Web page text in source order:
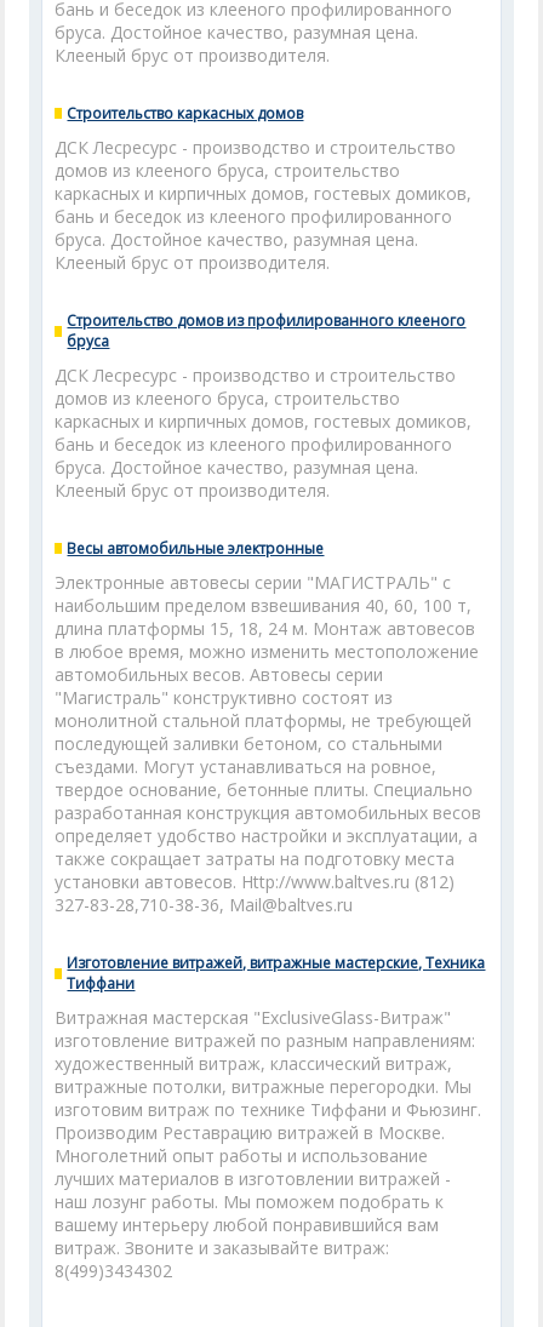
бань и беседок из клееного профилированного
бруса. Достойное качество, разумная цена.
Клееный брус от производителя.
Строительство каркасных домов
ДСК Лесресурс - производство и строительство
домов из клееного бруса, строительство
каркасных и кирпичных домов, гостевых домиков,
бань и беседок из клееного профилированного
бруса. Достойное качество, разумная цена.
Клееный брус от производителя.
Строительство домов из профилированного клееного
бруса
ДСК Лесресурс - производство и строительство
домов из клееного бруса, строительство
каркасных и кирпичных домов, гостевых домиков,
бань и беседок из клееного профилированного
бруса. Достойное качество, разумная цена.
Клееный брус от производителя.
Весы автомобильные электронные
Электронные автовесы серии "МАГИСТРАЛЬ" с
наибольшим пределом взвешивания 40, 60, 100 т,
длина платформы 15, 18, 24 м. Монтаж автовесов
в любое время, можно изменить местоположение
автомобильных весов. Автовесы серии
"Магистраль" конструктивно состоят из
монолитной стальной платформы, не требующей
последующей заливки бетоном, со стальными
съездами. Могут устанавливаться на ровное,
твердое основание, бетонные плиты. Специально
разработанная конструкция автомобильных весов
определяет удобство настройки и эксплуатации, а
также сокращает затраты на подготовку места
установки автовесов. Http://www.baltves.ru (812)
327-83-28,710-38-36, Mail@baltves.ru
Изготовление витражей, витражные мастерские, Техника
Тиффани
Витражная мастерская "ExclusiveGlass-Витраж"
изготовление витражей по разным направлениям:
художественный витраж, классический витраж,
витражные потолки, витражные перегородки. Мы
изготовим витраж по технике Тиффани и Фьюзинг.
Производим Реставрацию витражей в Москве.
Многолетний опыт работы и использование
лучших материалов в изготовлении витражей -
наш лозунг работы. Мы поможем подобрать к
вашему интерьеру любой понравившийся вам
витраж. Звоните и заказывайте витраж:
8(499)3434302